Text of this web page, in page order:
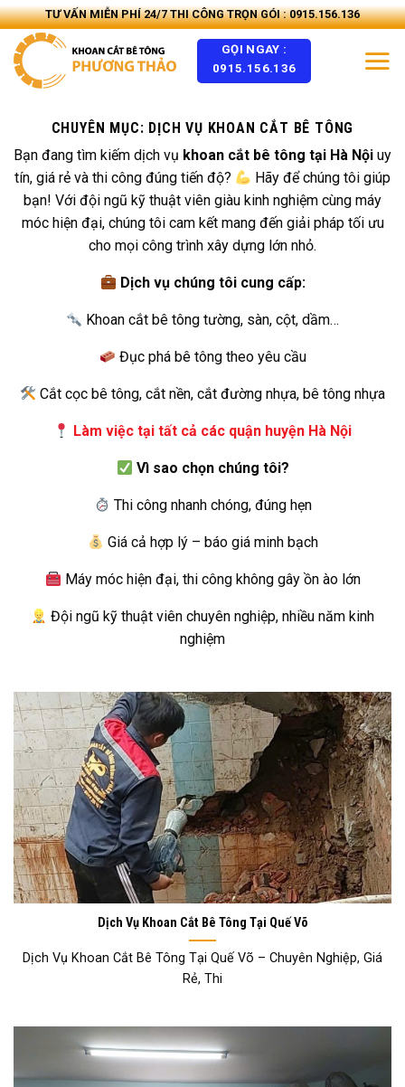
Skip
to
content
TƯ VẤN MIỄN PHÍ 24/7 THI CÔNG TRỌN GÓI : 0915.156.136
GỌI NGAY :
0915.156.136
CHUYÊN MỤC: DỊCH VỤ KHOAN CẮT BÊ TÔNG
Bạn đang tìm kiếm dịch vụ khoan cắt bê tông tại Hà Nội uy
tín, giá rẻ và thi công đúng tiến độ?
Hãy để chúng tôi giúp
bạn! Với đội ngũ kỹ thuật viên giàu kinh nghiệm cùng máy
móc hiện đại, chúng tôi cam kết mang đến giải pháp tối ưu
cho mọi công trình xây dựng lớn nhỏ.
Dịch vụ chúng tôi cung cấp:
Khoan cắt bê tông tường, sàn, cột, dầm…
Đục phá bê tông theo yêu cầu
Cắt cọc bê tông, cắt nền, cắt đường nhựa, bê tông nhựa
Làm việc tại tất cả các quận huyện Hà Nội
Vì sao chọn chúng tôi?
Thi công nhanh chóng, đúng hẹn
Giá cả hợp lý – báo giá minh bạch
Máy móc hiện đại, thi công không gây ồn ào lớn
Đội ngũ kỹ thuật viên chuyên nghiệp, nhiều năm kinh
nghiệm
Dịch Vụ Khoan Cắt Bê Tông Tại Quế Võ
Dịch Vụ Khoan Cắt Bê Tông Tại Quế Võ – Chuyên Nghiệp, Giá
Rẻ, Thi